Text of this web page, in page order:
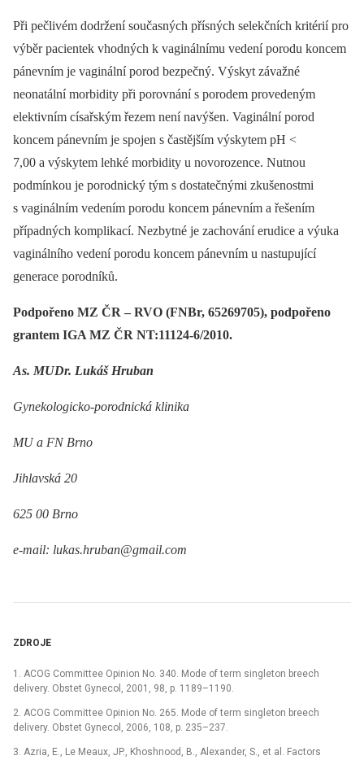
Při pečlivém dodržení současných přísných selekčních kritérií pro
výběr pacientek vhodných k vaginálnímu vedení porodu koncem
pánevním je vaginální porod bezpečný. Výskyt závažné
neonatální morbidity při porovnání s porodem provedeným
elektivním císařským řezem není navýšen. Vaginální porod
koncem pánevním je spojen s častějším výskytem pH <
7,00 a výskytem lehké morbidity u novorozence. Nutnou
podmínkou je porodnický tým s dostatečnými zkušenostmi
s vaginálním vedením porodu koncem pánevním a řešením
případných komplikací. Nezbytné je zachování erudice a výuka
vaginálního vedení porodu koncem pánevním u nastupující
generace porodníků.
Podpořeno MZ ČR –⁠ RVO (FNBr, 65269705), podpořeno
grantem IGA MZ ČR NT:11124-6/2010.
As. MUDr. Lukáš Hruban
Gynekologicko-porodnická klinika
MU a FN Brno
Jihlavská 20
625 00 Brno
e-mail: lukas.hruban@gmail.com
ZDROJE
1. ACOG Committee Opinion No. 340. Mode of term singleton breech
delivery. Obstet Gynecol, 2001, 98, p. 1189–1190.
2. ACOG Committee Opinion No. 265. Mode of term singleton breech
delivery. Obstet Gynecol, 2006, 108, p. 235–237.
3. Azria, E., Le Meaux, JP., Khoshnood, B., Alexander, S., et al. Factors